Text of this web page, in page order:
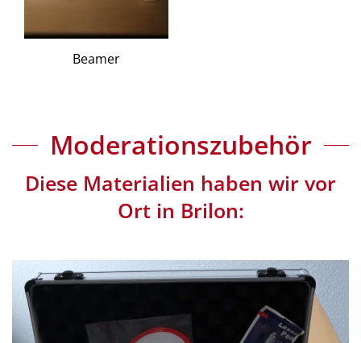
Beamer
Moderationszubehör
Diese Materialien haben wir vor
Ort in Brilon: